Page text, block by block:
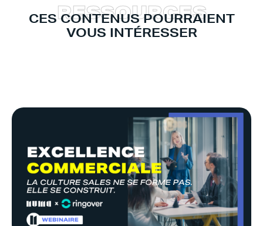
CES CONTENUS POURRAIENT
VOUS INTÉRESSER
RESSOURCES